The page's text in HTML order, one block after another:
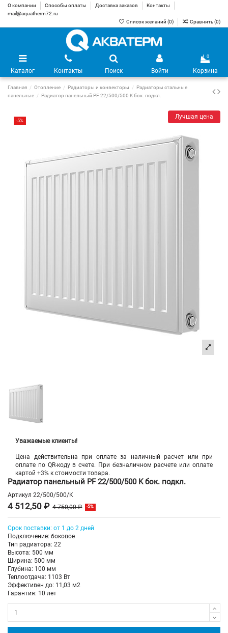
О компании Способы оплаты Доставка заказов
Контакты
mail@aquatherm72.ru
Список желаний (0) Сравнить (0)
Каталог Контакты Поиск Войти
0
Корзина
Главная Отопление Радиаторы и конвекторы
Радиаторы стальные
панельные
Радиатор панельный PF 22/500/500 K бок. подкл.
-5%
Лучшая цена
Уважаемые клиенты!
Цена действительна при оплате за наличный расчет или при
оплате по QR-коду в счете. При безналичном расчете или оплате
картой +3% к стоимости товара.
Радиатор панельный PF 22/500/500 K бок. подкл.
Артикул 22/500/500/K
4 512,50 ₽ 4 750,00 ₽ -5%
Срок поставки: от 1 до 2 дней
Подключение: боковое
Тип радиатора: 22
Высота: 500 мм
Ширина: 500 мм
Глубина: 100 мм
Теплоотдача: 1103 Вт
Эффективен до: 11,03 м2
Гарантия: 10 лет